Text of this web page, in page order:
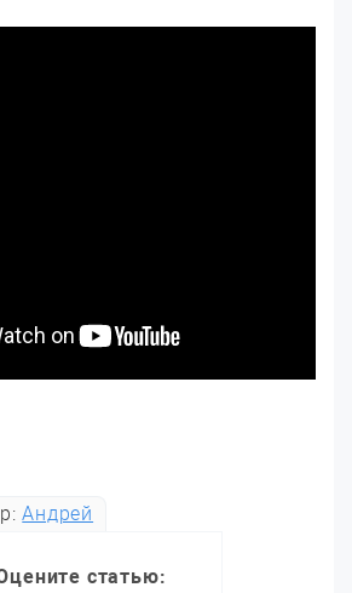
Андрей
статью: